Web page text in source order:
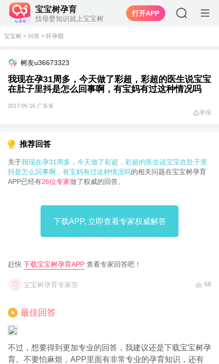
宝宝树孕育
找母婴知识就上宝宝树
打开APP
宝宝树 > 问答 > 怀孕期
树友u36673323
我现在孕31周多，今天做了彩超，彩超的医生说宝宝
在肚子里抖是怎么回事啊，有宝妈有过这种情况吗
2017-05-16 广东省
举报
推荐回答
关于我现在孕31周多，今天做了彩超，彩超的医生说宝宝在肚子里
抖是怎么回事啊，有宝妈有过这种情况吗的相关问题在宝宝树孕育
APP已经有26位专家做了权威的回答。
下载APP, 立即查看专家权威解答
赶快 下载宝宝树孕育APP 查看专家回答吧！
宝宝树孕育专家答 68
★ 最佳回答
不过，想要得到更加专业的回答，我建议还是下载宝宝树孕
育。不要怕麻烦，APP里面有非常专业的孕育知识，还有